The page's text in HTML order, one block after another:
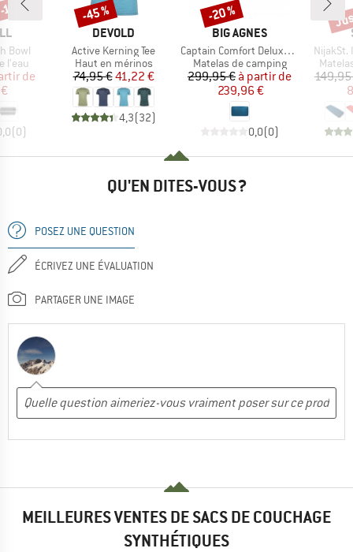
Bowl
l'eau
réduit
de
(0)
%
MARQUE
DEVOLD
Article
Active Kerning Tee
Product group
Haut en mérinos
Prix
74,95 €Prix réduit
41,22 €
4,3(32)
Remise
-45 %
MARQUE
BIG AGNES
Article
Captain Comfort Deluxe Camp
Product group
Matelas de camping
Prix
299,95 € Prix réduit
à partir de
239,96 €
0,0(0)
Remise
-20 %
Article
NijakSt.
QU'EN DITES-VOUS ?
POSEZ UNE QUESTION
ÉCRIVEZ UNE ÉVALUATION
PARTAGER UNE IMAGE
MEILLEURES VENTES DE SACS DE COUCHAGE
SYNTHÉTIQUES